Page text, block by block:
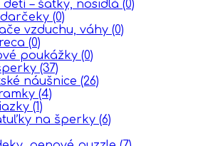
detí – šatky, nosidlá (0)
(0)
vzduchu, váhy (0)
(0)
poukážky (0)
(37)
náušnice (26)
(4)
(1)
na šperky (6)